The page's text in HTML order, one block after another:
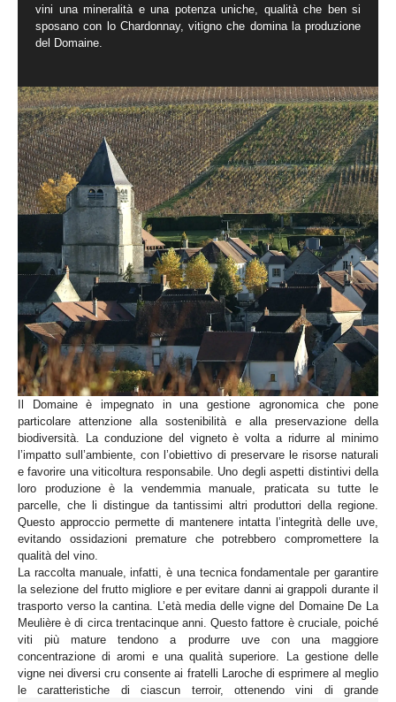
vini una mineralità e una potenza uniche, qualità che ben si
sposano con lo Chardonnay, vitigno che domina la produzione
del Domaine.
Il Domaine è impegnato in una gestione agronomica che pone
particolare attenzione alla sostenibilità e alla preservazione della
biodiversità. La conduzione del vigneto è volta a ridurre al minimo
l’impatto sull’ambiente, con l’obiettivo di preservare le risorse naturali
e favorire una viticoltura responsabile. Uno degli aspetti distintivi della
loro produzione è la vendemmia manuale, praticata su tutte le
parcelle, che li distingue da tantissimi altri produttori della regione.
Questo approccio permette di mantenere intatta l’integrità delle uve,
evitando ossidazioni premature che potrebbero compromettere la
qualità del vino.
La raccolta manuale, infatti, è una tecnica fondamentale per garantire
la selezione del frutto migliore e per evitare danni ai grappoli durante il
trasporto verso la cantina. L’età media delle vigne del Domaine De La
Meulière è di circa trentacinque anni. Questo fattore è cruciale, poiché
viti più mature tendono a produrre uve con una maggiore
concentrazione di aromi e una qualità superiore. La gestione delle
vigne nei diversi cru consente ai fratelli Laroche di esprimere al meglio
le caratteristiche di ciascun terroir, ottenendo vini di grande